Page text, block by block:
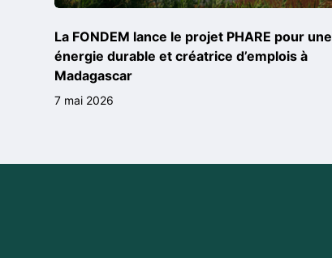
La FONDEM lance le projet PHARE pour une
énergie durable et créatrice d’emplois à
Madagascar
7 mai 2026